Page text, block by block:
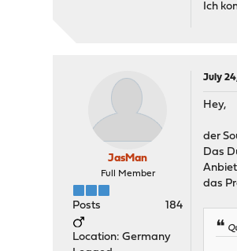
Ich
JasMan
Full Member
Posts 184
Location: Germany
July
Hey,
der
Das
das